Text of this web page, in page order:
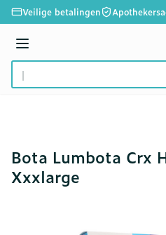
Ga naar de inhoud
Veilige betalingen
Menu
Product, merk, categorie...
Bota Lumbota Crx
Xxxlarge